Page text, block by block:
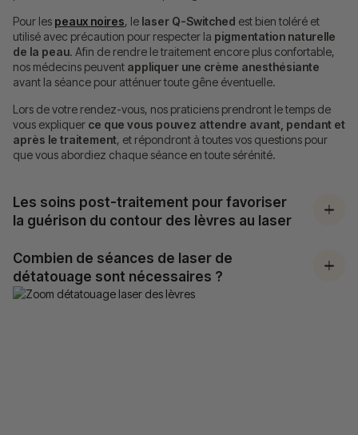
Pour les peaux noires, le laser Q-Switched est bien toléré et
utilisé avec précaution pour respecter la pigmentation naturelle
de la peau. Afin de rendre le traitement encore plus confortable,
nos médecins peuvent appliquer une crème anesthésiante
avant la séance pour atténuer toute gêne éventuelle.
Lors de votre rendez-vous, nos praticiens prendront le temps de
vous expliquer ce que vous pouvez attendre avant, pendant et
après le traitement, et répondront à toutes vos questions pour
que vous abordiez chaque séance en toute sérénité.
Les soins post-traitement pour favoriser
la guérison du contour des lèvres au laser
Combien de séances de laser de
détatouage sont nécessaires ?